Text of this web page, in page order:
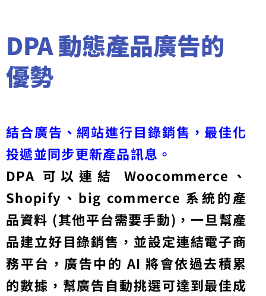
DPA 動態產品廣告的
優勢
結合廣告、網站進行目錄銷售，最佳化
投遞並同步更新產品訊息。
DPA 可以連結 Woocommerce、
Shopify、big commerce 系統的產
品資料 (其他平台需要手動)，一旦幫產
品建立好目錄銷售，並設定連結電子商
務平台，廣告中的 AI 將會依過去積累
的數據，幫廣告自動挑選可達到最佳成